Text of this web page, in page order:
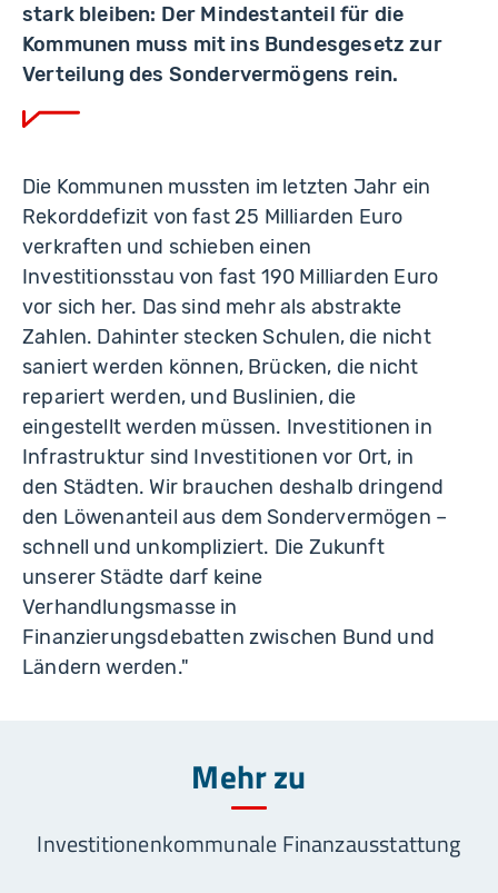
stark bleiben: Der Mindestanteil für die
Kommunen muss mit ins Bundesgesetz zur
Verteilung des Sondervermögens rein.
Die Kommunen mussten im letzten Jahr ein
Rekorddefizit von fast 25 Milliarden Euro
verkraften und schieben einen
Investitionsstau von fast 190 Milliarden Euro
vor sich her. Das sind mehr als abstrakte
Zahlen. Dahinter stecken Schulen, die nicht
saniert werden können, Brücken, die nicht
repariert werden, und Buslinien, die
eingestellt werden müssen. Investitionen in
Infrastruktur sind Investitionen vor Ort, in
den Städten. Wir brauchen deshalb dringend
den Löwenanteil aus dem Sondervermögen –
schnell und unkompliziert. Die Zukunft
unserer Städte darf keine
Verhandlungsmasse in
Finanzierungsdebatten zwischen Bund und
Ländern werden."
Mehr zu
Investitionenkommunale Finanzausstattung